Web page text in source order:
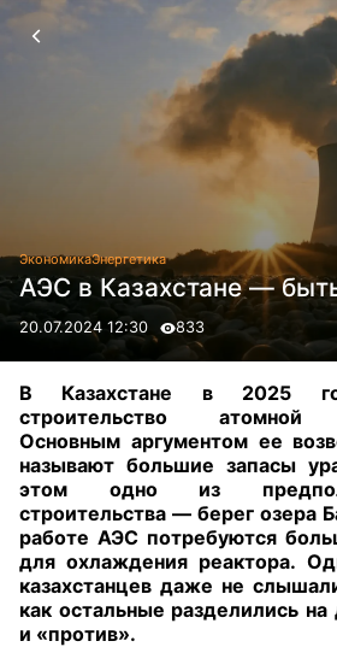
ЭкономикаЭнергетика
АЭС в Казахстане —
20.07.2024 12:30 833
В Казахстане в 2025
строительство атомной
Основным аргументом ее
называют большие запасы
этом одно из
строительства — берег озера
работе АЭС потребуются
для охлаждения реактора.
казахстанцев даже не
как остальные разделились
и «против».